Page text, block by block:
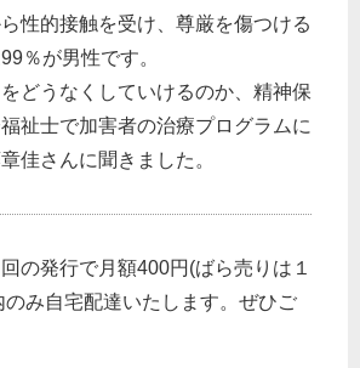
性的接触を受け、尊厳を傷つける
％が男性です。
どうなくしていけるのか、精神保
祉士で加害者の治療プログラムに
佳さんに聞きました。
の発行で月額400円(ばら売りは１
のみ自宅配達いたします。ぜひご